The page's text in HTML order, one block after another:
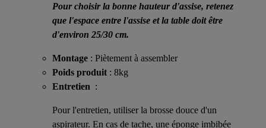
Pour choisir la bonne hauteur d'assise, retenez
que l'espace entre l'assise et la table doit être
d'environ 25/30 cm.
Montage : Piètement à assembler
Poids produit : 8kg
Entretien :
Pour l'entretien, utiliser la brosse douce d'un
aspirateur. En cas de tache, une éponge imbibée